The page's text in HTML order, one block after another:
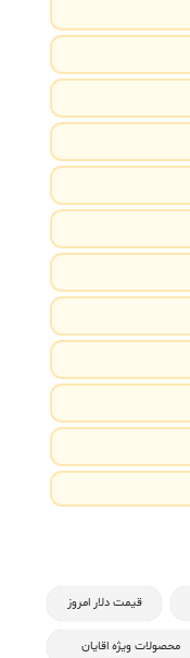
قیمت دلار امروز
محصولات ویژه اقایان